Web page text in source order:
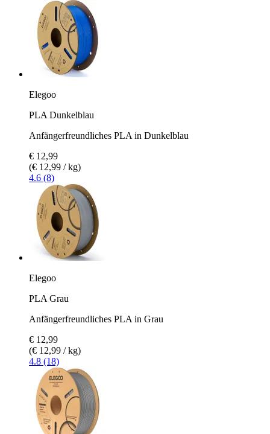
Elegoo
PLA Dunkelblau
Anfängerfreundliches PLA in Dunkelblau
€ 12,99
(€ 12,99 / kg)
4.6 (8)
Elegoo
PLA Grau
Anfängerfreundliches PLA in Grau
€ 12,99
(€ 12,99 / kg)
4.8 (18)